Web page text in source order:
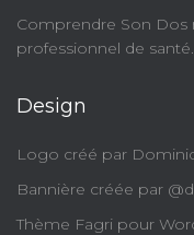
Comprendre Son Dos
professionnel de santé.
Design
Logo créé par
Bannière créée par
Thème Fagri pour